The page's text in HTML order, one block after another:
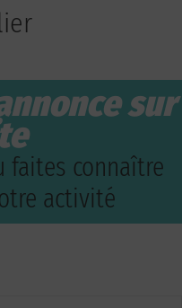
sur
faites connaître
activité